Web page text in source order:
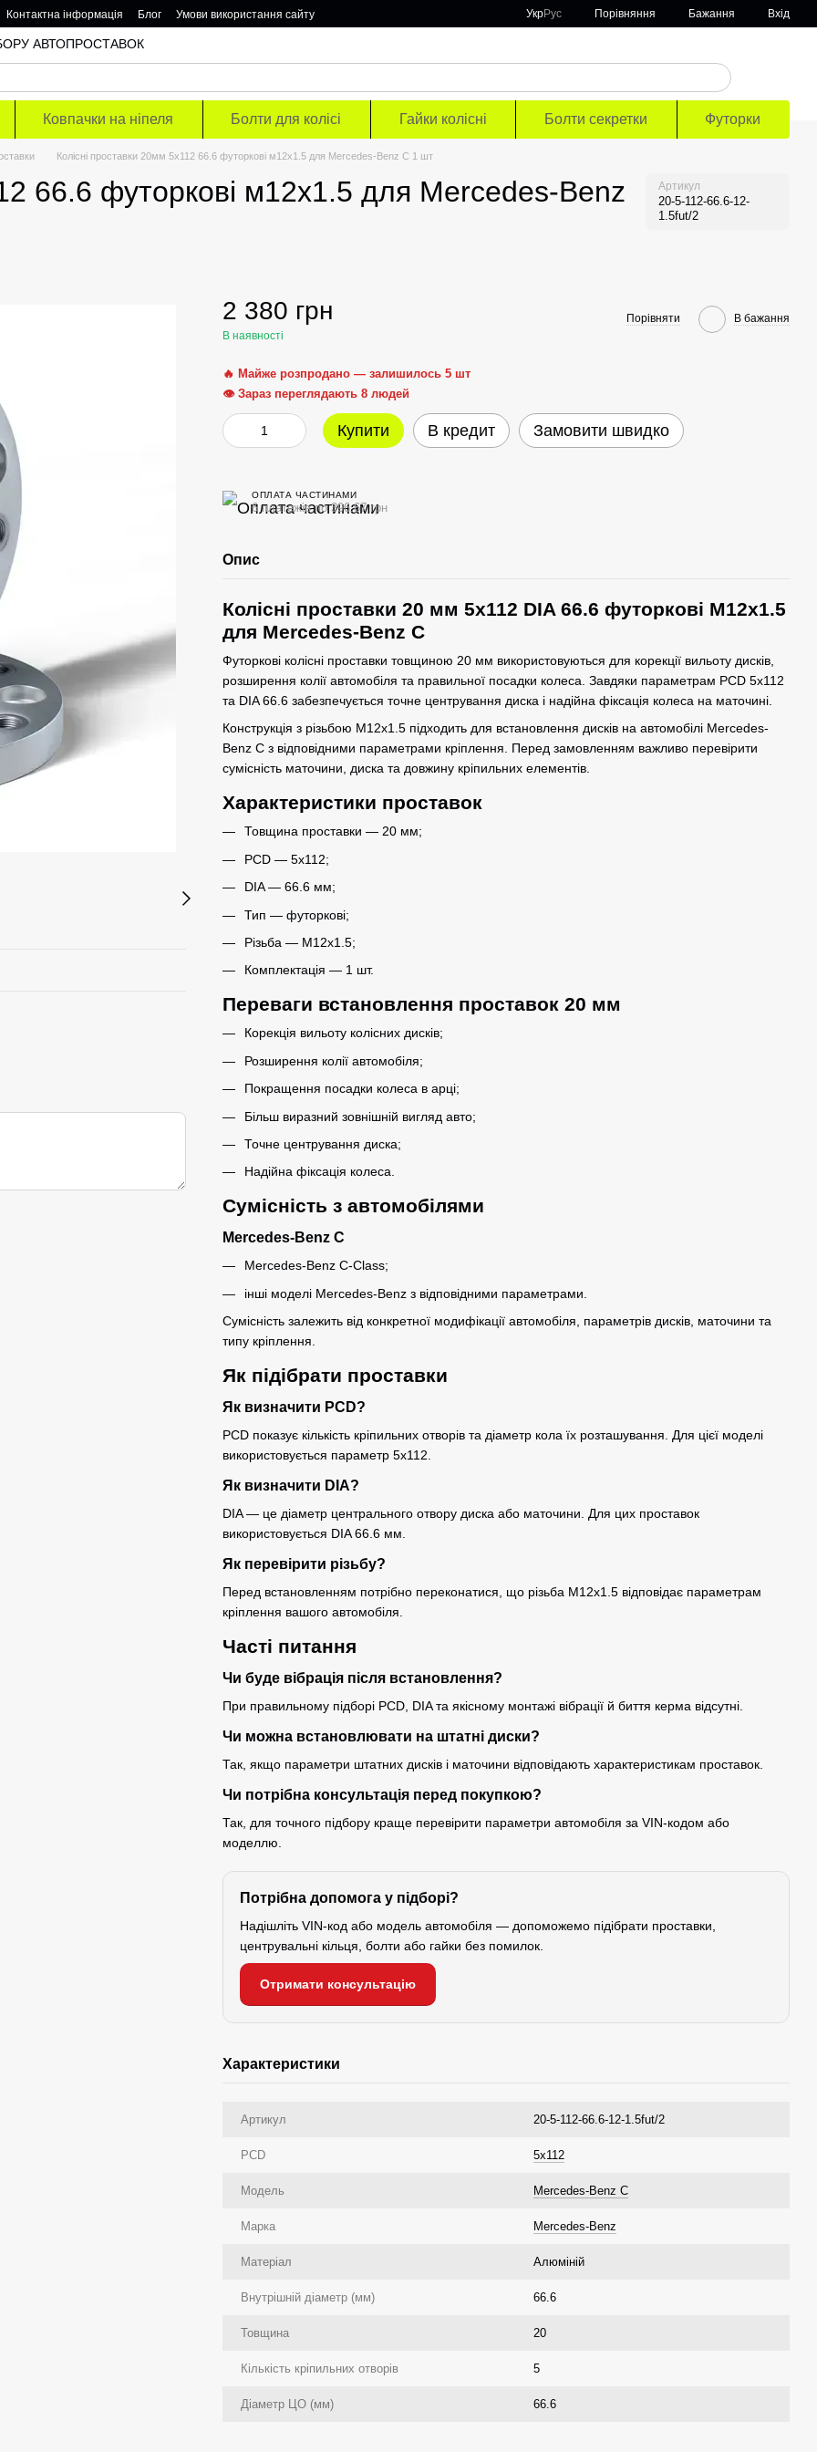
Контактна інформація Блог
Умови використання сайту
УкрРус Порівняння Бажання Вхід
АВТОПРОСТАВОК
Ковпачки на ніпеля Болти для колісі Гайки колісні Болти секретки Футорки
Колісні проставки 20мм 5х112 66.6 футоркові м12х1.5 для Mercedes-Benz C 1 шт
66.6 футоркові м12х1.5 для Mercedes-Benz
Артикул
20-5-112-66.6-12-
1.5fut/2
2 380 грн
В наявності
Порівняти В бажання
🔥 Майже розпродано — залишилось 5 шт
👁 Зараз переглядають 8 людей
Купити В кредит Замовити швидко
ОПЛАТА ЧАСТИНАМИ
6 платежів по 396.67 грн
Опис
Колісні проставки 20 мм 5x112 DIA 66.6 футоркові M12x1.5
для Mercedes-Benz C
Футоркові колісні проставки товщиною 20 мм використовуються для корекції вильоту дисків,
розширення колії автомобіля та правильної посадки колеса. Завдяки параметрам PCD 5x112
та DIA 66.6 забезпечується точне центрування диска і надійна фіксація колеса на маточині.
Конструкція з різьбою M12x1.5 підходить для встановлення дисків на автомобілі Mercedes-
Benz C з відповідними параметрами кріплення. Перед замовленням важливо перевірити
сумісність маточини, диска та довжину кріпильних елементів.
Характеристики проставок
Товщина проставки — 20 мм;
PCD — 5x112;
DIA — 66.6 мм;
Тип — футоркові;
Різьба — M12x1.5;
Комплектація — 1 шт.
Переваги встановлення проставок 20 мм
Корекція вильоту колісних дисків;
Розширення колії автомобіля;
Покращення посадки колеса в арці;
Більш виразний зовнішній вигляд авто;
Точне центрування диска;
Надійна фіксація колеса.
Сумісність з автомобілями
Mercedes-Benz C
Mercedes-Benz C-Class;
інші моделі Mercedes-Benz з відповідними параметрами.
Сумісність залежить від конкретної модифікації автомобіля, параметрів дисків, маточини та
типу кріплення.
Як підібрати проставки
Як визначити PCD?
PCD показує кількість кріпильних отворів та діаметр кола їх розташування. Для цієї моделі
використовується параметр 5x112.
Як визначити DIA?
DIA — це діаметр центрального отвору диска або маточини. Для цих проставок
використовується DIA 66.6 мм.
Як перевірити різьбу?
Перед встановленням потрібно переконатися, що різьба M12x1.5 відповідає параметрам
кріплення вашого автомобіля.
Часті питання
Чи буде вібрація після встановлення?
При правильному підборі PCD, DIA та якісному монтажі вібрації й биття керма відсутні.
Чи можна встановлювати на штатні диски?
Так, якщо параметри штатних дисків і маточини відповідають характеристикам проставок.
Чи потрібна консультація перед покупкою?
Так, для точного підбору краще перевірити параметри автомобіля за VIN-кодом або
моделлю.
Потрібна допомога у підборі?
Надішліть VIN-код або модель автомобіля — допоможемо підібрати проставки,
центрувальні кільця, болти або гайки без помилок.
Отримати консультацію
Характеристики
Артикул 20-5-112-66.6-12-1.5fut/2
PCD 5x112
Модель Mercedes-Benz C
Марка Mercedes-Benz
Матеріал Алюміній
Внутрішній діаметр (мм) 66.6
Товщина 20
Кількість кріпильних отворів 5
Діаметр ЦО (мм) 66.6